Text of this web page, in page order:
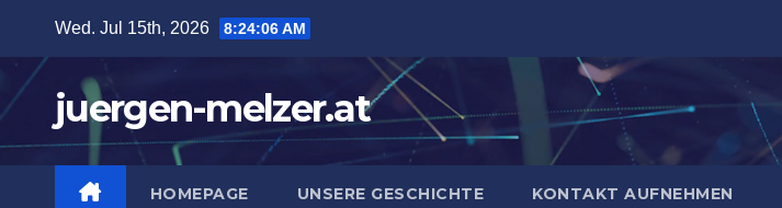
content
Wed. Jul 15th, 2026 8:24:06 AM
juergen-melzer.at
HOMEPAGE UNSERE GESCHICHTE KONTAKT AUFNEHMEN